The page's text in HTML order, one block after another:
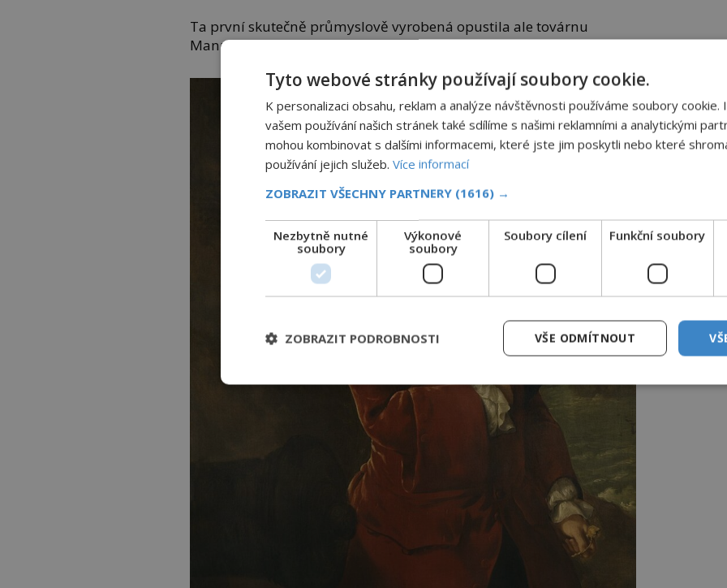
Ta první skutečně průmyslově vyrobená opustila ale továrnu
Manufacture des Tabacs ve Francii teprve roku 1843.
Tyto webové stránky používají soubory cookie.
K personalizaci obsahu, reklam a analýze návštěvnosti používáme soubory cookie.
vašem používání našich stránek také sdílíme s našimi reklamními a analytickými
mohou kombinovat s dalšími informacemi, které jste jim poskytli nebo které
používání jejich služeb. Více informací
ZOBRAZIT VŠECHNY PARTNERY (1616) →
Nezbytně nutné
soubory
Výkonové
soubory
Soubory cílení Funkční soubory
VŠE ODMÍTNOUT
ZOBRAZIT PODROBNOSTI